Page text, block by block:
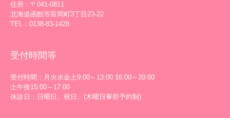
住所：〒041-0811
北海道函館市富岡町3丁目23-22
TEL：0138-83-1428
受付時間等
受付時間：月火水金土9:00～13:00 16:00～20:00
土午後15:00～17:00
休診日：日曜日、祝日。(木曜日事前予約制)